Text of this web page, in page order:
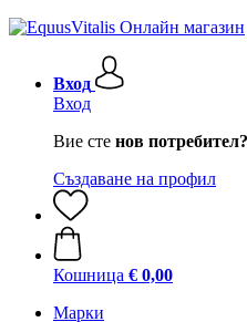
Вход
Вход
Вие сте нов потребител?
Създаване на профил
Кошница € 0,00
Марки